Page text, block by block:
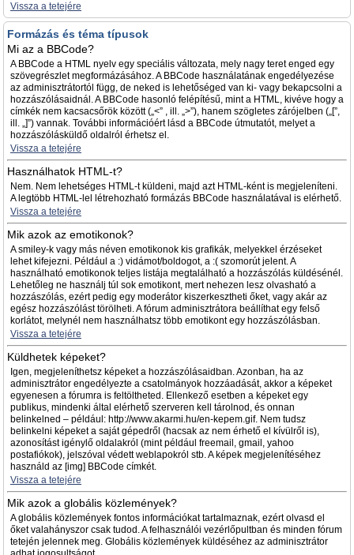
Vissza a tetejére
Formázás és téma típusok
Mi az a BBCode?
A BBCode a HTML nyelv egy speciális változata, mely nagy teret enged egy
szövegrészlet megformázásához. A BBCode használatának engedélyezése
az adminisztrátortól függ, de neked is lehetőséged van ki- vagy bekapcsolni a
hozzászólásaidnál. A BBCode hasonló felépítésű, mint a HTML, kivéve hogy a
címkék nem kacsacsőrök között („<” , ill. „>”), hanem szögletes zárójelben („[”,
ill. „]”) vannak. További információért lásd a BBCode útmutatót, melyet a
hozzászólásküldő oldalról érhetsz el.
Vissza a tetejére
Használhatok HTML-t?
Nem. Nem lehetséges HTML-t küldeni, majd azt HTML-ként is megjeleníteni.
A legtöbb HTML-lel létrehozható formázás BBCode használatával is elérhető.
Vissza a tetejére
Mik azok az emotikonok?
A smiley-k vagy más néven emotikonok kis grafikák, melyekkel érzéseket
lehet kifejezni. Például a :) vidámot/boldogot, a :( szomorút jelent. A
használható emotikonok teljes listája megtalálható a hozzászólás küldésénél.
Lehetőleg ne használj túl sok emotikont, mert nehezen lesz olvasható a
hozzászólás, ezért pedig egy moderátor kiszerkesztheti őket, vagy akár az
egész hozzászólást törölheti. A fórum adminisztrátora beállíthat egy felső
korlátot, melynél nem használhatsz több emotikont egy hozzászólásban.
Vissza a tetejére
Küldhetek képeket?
Igen, megjeleníthetsz képeket a hozzászólásaidban. Azonban, ha az
adminisztrátor engedélyezte a csatolmányok hozzáadását, akkor a képeket
egyenesen a fórumra is feltöltheted. Ellenkező esetben a képeket egy
publikus, mindenki által elérhető szerveren kell tárolnod, és onnan
belinkelned – például: http://www.akarmi.hu/en-kepem.gif. Nem tudsz
belinkelni képeket a saját gépedről (hacsak az nem érhető el kívülről is),
azonosítást igénylő oldalakról (mint például freemail, gmail, yahoo
postafiókok), jelszóval védett weblapokról stb. A képek megjelenítéséhez
használd az [img] BBCode címkét.
Vissza a tetejére
Mik azok a globális közlemények?
A globális közlemények fontos információkat tartalmaznak, ezért olvasd el
őket valahányszor csak tudod. A felhasználói vezérlőpultban és minden fórum
tetején jelennek meg. Globális közlemények küldéséhez az adminisztrátor